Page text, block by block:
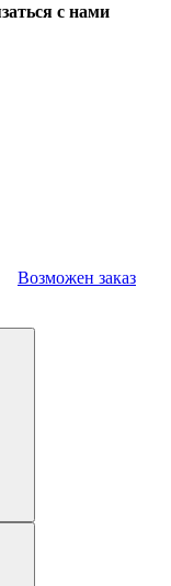
с нами
Возможен заказ